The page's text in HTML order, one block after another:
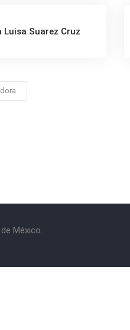
Luisa Suarez Cruz
México.